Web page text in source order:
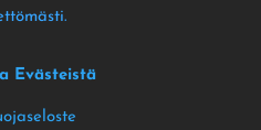
.
Evästeistä